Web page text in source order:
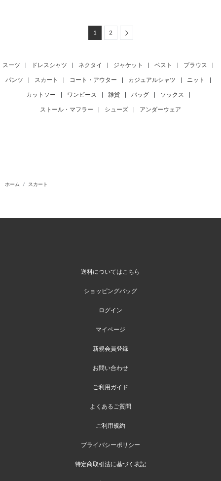
1 2 Next
スーツ ドレスシャツ ネクタイ ジャケット ベスト ブラウス
パンツ スカート コート・アウター カジュアルシャツ ニット
カットソー ワンピース 雑貨 バッグ ソックス
ストール・マフラー シューズ アンダーウェア
ホーム スカート
送料についてはこちら
ショッピングバッグ
ログイン
マイページ
新規会員登録
お問い合わせ
ご利用ガイド
よくあるご質問
ご利用規約
プライバシーポリシー
特定商取引法に基づく表記